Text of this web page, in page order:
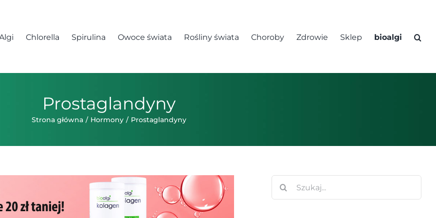
Chlorella Spirulina Owoce świata Rośliny świata Choroby Zdrowie Sklep bioalgi
Prostaglandyny
Strona główna Hormony Prostaglandyny